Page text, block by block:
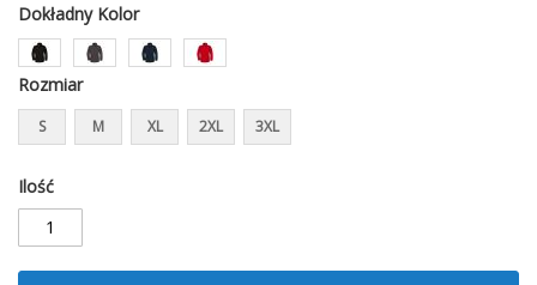
Dokładny Kolor
Rozmiar
S M XL 2XL 3XL
Ilość